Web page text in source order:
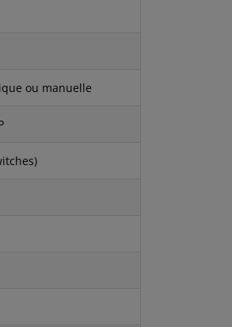
ou manuelle